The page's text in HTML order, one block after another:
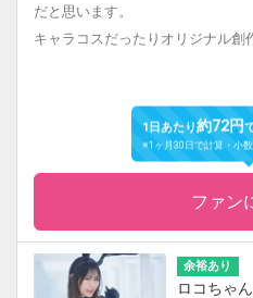
だと思います。
キャラコスだったりオリジナル創
1日あたり約72円
※1ヶ月30日で計算・小数
ファン
余裕あり
ロコちゃ